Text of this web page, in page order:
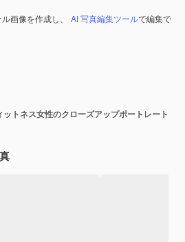
画像を作成し、 AI 写真編集ツールで編集で
トネス女性のクローズアップポートレート